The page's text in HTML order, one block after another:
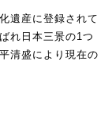
遺産に登録されて
れ日本三景の1つ
清盛により現在の